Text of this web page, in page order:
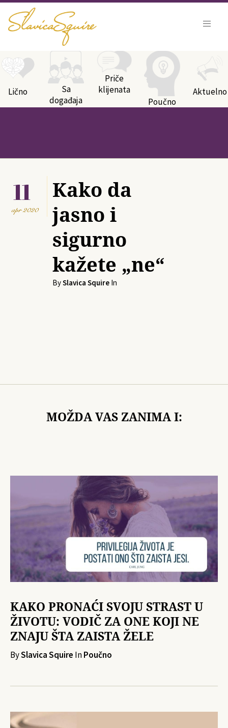
Kategorije bloga
Lično
Sa
događaja
Priče
klijenata
Poučno
Aktuelno
11
apr2020
Kako da
jasno i
sigurno
kažete „ne“
BySlavica Squire In
MOŽDA VAS ZANIMA I:
KAKO PRONAĆI SVOJU STRAST U
ŽIVOTU: VODIČ ZA ONE KOJI NE
ZNAJU ŠTA ZAISTA ŽELE
BySlavica Squire InPoučno